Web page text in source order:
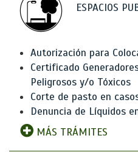
ESPACIOS
Autorización para
Certificado
Peligrosos y/o Tóxicos
Corte de pasto en
Denuncia de Líquidos
MÁS TRÁMITES